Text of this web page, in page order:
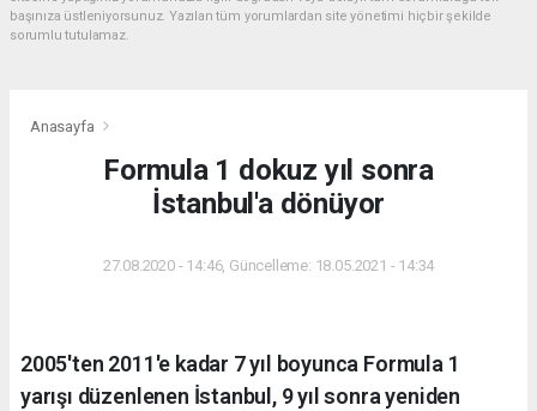
başınıza üstleniyorsunuz. Yazılan tüm yorumlardan site yönetimi hiçbir şekilde
sorumlu tutulamaz.
Anasayfa
Formula 1 dokuz yıl sonra
İstanbul'a dönüyor
27.08.2020 - 14:46, Güncelleme: 18.05.2021 - 14:34
2005'ten 2011'e kadar 7 yıl boyunca Formula 1
yarışı düzenlenen İstanbul, 9 yıl sonra yeniden